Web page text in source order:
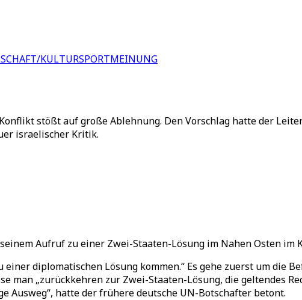
KULTURSPORTMEINUNG
stößt auf große Ablehnung. Den Vorschlag hatte der
israelischer Kritik.
Aufruf zu einer Zwei-Staaten-Lösung im Nahen Osten im
diplomatischen Lösung kommen.“ Es gehe zuerst um die
man „zurückkehren zur Zwei-Staaten-Lösung, die geltendes
Ausweg“, hatte der frühere deutsche UN-Botschafter betont.